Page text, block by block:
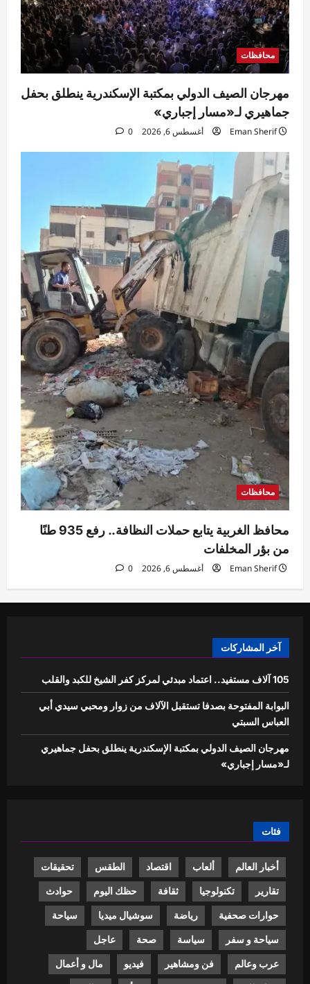
محافظات
مهرجان الصيف الدولي بمكتبة الإسكندرية ينطلق بحفل
جماهيري لـ«مسار إجباري»
Eman Sherif أغسطس 6, 2026 0
محافظات
محافظ الغربية يتابع حملات النظافة.. رفع 935 طنًا
من بؤر المخلفات
Eman Sherif أغسطس 6, 2026 0
آخر المشاركات
105 آلاف مستفيد.. اعتماد مبدئي لمركز كفر الشيخ للكبد والقلب
البوابة المفتوحة بصدفا تستقبل الآلاف من زوار ومحبي سيدي أبي
العباس السبتي
مهرجان الصيف الدولي بمكتبة الإسكندرية ينطلق بحفل جماهيري
لـ«مسار إجباري»
فئات
أخبار العالم ألعاب اقتصاد الطقس تحقيقات
تقارير تكنولوجيا ثقافة حظك اليوم حوادث
حوارات صحفية رياضة سوشيال ميديا سياحة
سياحة و سفر سياسة صحة عاجل
عرب وعالم فن ومشاهير فيديو مال و أعمال